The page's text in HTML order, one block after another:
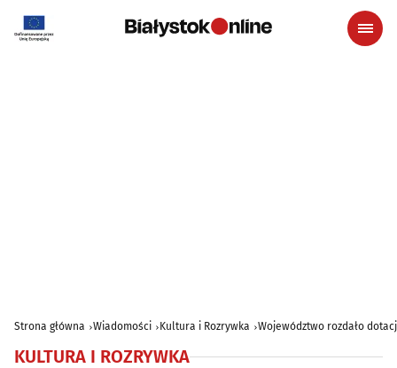
Strona główna Wiadomości Kultura i Rozrywka Województwo rozdało
KULTURA I ROZRYWKA